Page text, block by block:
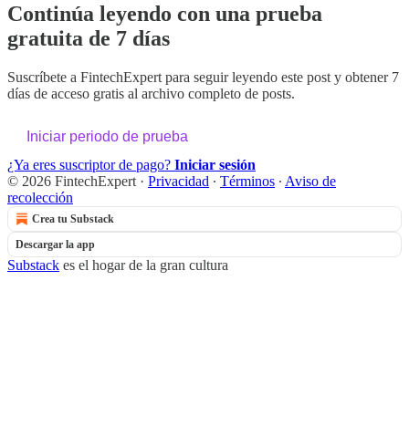
Continúa leyendo con una prueba
gratuita de 7 días
Suscríbete a FintechExpert para seguir leyendo este post y obtener 7
días de acceso gratis al archivo completo de posts.
Iniciar periodo de prueba
¿Ya eres suscriptor de pago? Iniciar sesión
© 2026 FintechExpert · Privacidad ∙ Términos ∙ Aviso de
recolección
Crea tu Substack
Descargar la app
Substack es el hogar de la gran cultura